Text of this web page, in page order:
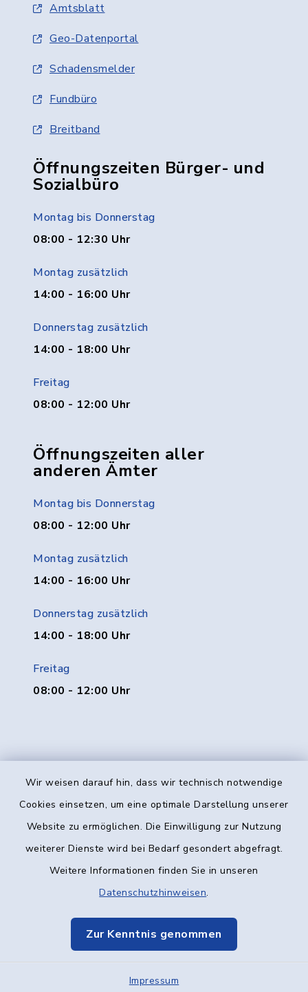
Wir weisen darauf hin, dass wir technisch notwendige
Cookies einsetzen, um eine optimale Darstellung unserer
Website zu ermöglichen. Die Einwilligung zur Nutzung
weiterer Dienste wird bei Bedarf gesondert abgefragt.
Weitere Informationen finden Sie in unseren
Datenschutzhinweisen.
Zur Kenntnis genommen
Impressum
Amtsblatt
Geo-Datenportal
Schadensmelder
Fundbüro
Breitband
Öffnungszeiten Bürger- und
Sozialbüro
Montag bis Donnerstag
08:00 - 12:30 Uhr
Montag zusätzlich
14:00 - 16:00 Uhr
Donnerstag zusätzlich
14:00 - 18:00 Uhr
Freitag
08:00 - 12:00 Uhr
Öffnungszeiten aller
anderen Ämter
Montag bis Donnerstag
08:00 - 12:00 Uhr
Montag zusätzlich
14:00 - 16:00 Uhr
Donnerstag zusätzlich
14:00 - 18:00 Uhr
Freitag
08:00 - 12:00 Uhr
Kontakt
Datenschutz
Elektronische Kommunikation
Sitemap